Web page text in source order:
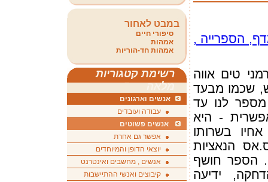
הספרייה ,
טים אווה
שכמו מבעד
מספר לנו עד
- היא
בשרותו
הנאציות
הספר חושף
ידיעה
במבט לאחור
סיפורי חיים
אמהות
אמהות חד-הוריות
רשימת קטגוריות
מלאה
אנשים וארגונים
עבודה ועובדים
אנשים פשוטים
אפשר גם אחרת
יוצאי הדופן והמיוחדים
אנשים , מחשבים ואינטרנט
קיבוצים ואנשי ההתיישבות